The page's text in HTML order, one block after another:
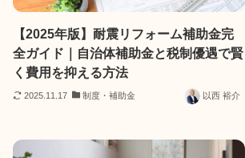
【2025年版】耐震リフォーム補助金完
全ガイド｜自治体補助金と税制優遇で賢
く費用を抑える方法
2025.11.17 制度・補助金 以西 裕介